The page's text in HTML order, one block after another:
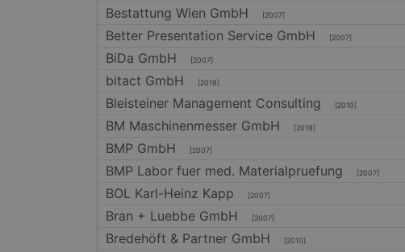
Bestattung Wien GmbH [2007]
Better Presentation Service GmbH [2007]
BiDa GmbH [2007]
bitact GmbH [2019]
Bleisteiner Management Consulting [2010]
BM Maschinenmesser GmbH [2019]
BMP GmbH [2007]
BMP Labor fuer med. Materialpruefung [2007]
BOL Karl-Heinz Kapp [2007]
Bran + Luebbe GmbH [2007]
Bredehöft & Partner GmbH [2010]